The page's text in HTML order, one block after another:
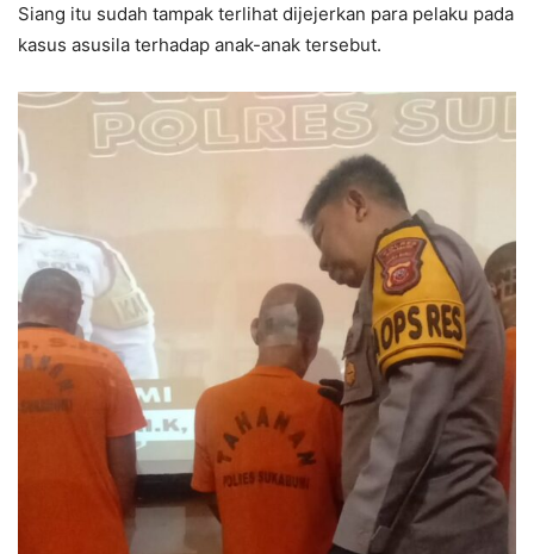
Siang itu sudah tampak terlihat dijejerkan para pelaku pada
kasus asusila terhadap anak-anak tersebut.